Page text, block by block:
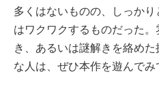
多くはないものの、しっか
はワクワクするものだった
き、あるいは謎解きを絡め
な人は、ぜひ本作を遊んでみ